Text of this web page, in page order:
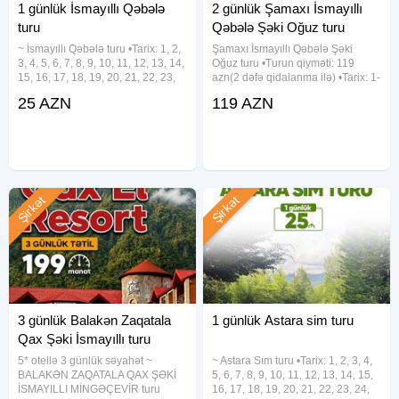
1 günlük İsmayıllı Qəbələ
turu
~ İsmayıllı Qəbələ turu •Tarix: 1, 2,
3, 4, 5, 6, 7, 8, 9, 10, 11, 12, 13, 14,
15, 16, 17, 18, 19, 20, 21, 22, 23,
Avqust •Qiymət: •Ekonom paket:
25 AZN
2 günlük Şamaxı İsmayıllı
Qəbələ Şəki Oğuz turu
Şamaxı İsmayıllı Qəbələ Şəki
Oğuz turu •Turun qiyməti: 119
azn(2 dəfə qidalanma ilə) •Tarix: 1-
✓Qiymətə daxildir: • Komfortlu
119 AZN
3 günlük Balakən Zaqatala
Qax Şəki İsmayıllı turu
5* otellə 3 günlük səyahət ~
BALAKƏN ZAQATALA QAX ŞƏKİ
İSMAYILLI MİNGƏÇEVİR turu
Şirkət
1 günlük Astara sim turu
~ Astara Sım turu •Tarix: 1, 2, 3, 4,
5, 6, 7, 8, 9, 10, 11, 12, 13, 14, 15,
16, 17, 18, 19, 20, 21, 22, 23, 24,
Şirkət